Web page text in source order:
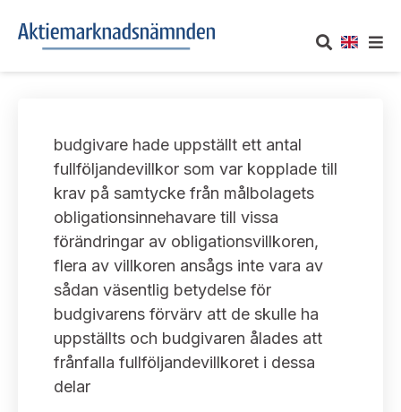
Om oss
Vårt uppdrag
Informationsgivning
Arbetssätt och jävsfrågor
Stadgar
Arbetsordning
UTTALANDEN
Om nämndens uttalanden
Framställningar och konsultation
Uttalanden sorterade efter publiceringsdatum
Samtliga uttalanden sorterade årsvis
Uttalanden sorterade ämnesvis
TAKEOVER-REGLER
Takeover-regler för reglerade marknader och vissa
handelsplattformar
AKTUELLT
Nyheter och pressmeddelanden
Prenumerera
KONTAKT
Kontakt angående ansökningar och uttalanden
budgivare hade uppställt ett antal
fullföljandevillkor som var kopplade till
krav på samtycke från målbolagets
obligationsinnehavare till vissa
förändringar av obligationsvillkoren,
flera av villkoren ansågs inte vara av
sådan väsentlig betydelse för
budgivarens förvärv att de skulle ha
uppställts och budgivaren ålades att
frånfalla fullföljandevillkoret i dessa
delar